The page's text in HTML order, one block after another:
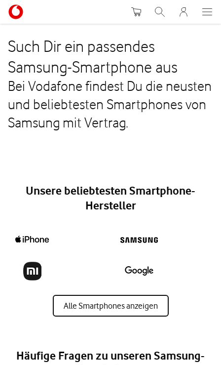
WarenkorbSuche MeinVodafone
Such Dir ein passendes
Samsung-Smartphone aus
Bei Vodafone findest Du die neusten
und beliebtesten Smartphones von
Samsung mit Vertrag.
Unsere beliebtesten Smartphone-
Hersteller
Alle Smartphones anzeigen
Häufige Fragen zu unseren Samsung-